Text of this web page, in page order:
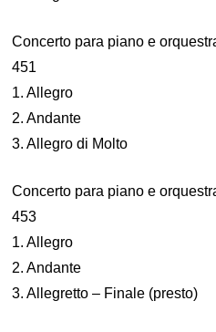
Concerto para piano e
451
1. Allegro
2. Andante
3. Allegro di Molto
Concerto para piano e
453
1. Allegro
2. Andante
3. Allegretto – Finale (presto)